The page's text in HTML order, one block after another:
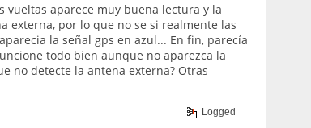
vueltas aparece muy buena lectura y la
externa, por lo que no se si realmente las
la señal gps en azul... En fin, parecía
todo bien aunque no aparezca la
no detecte la antena externa? Otras
Logged